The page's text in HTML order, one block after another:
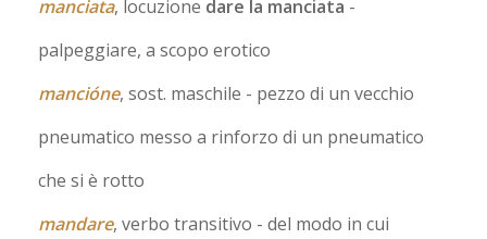
manciata, locuzione dare la manciata -
palpeggiare, a scopo erotico
mancióne, sost. maschile - pezzo di un vecchio
pneumatico messo a rinforzo di un pneumatico
che si è rotto
mandare, verbo transitivo - del modo in cui